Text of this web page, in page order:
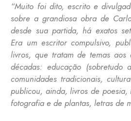
“Muito foi dito, escrito e
sobre a grandiosa obra de
desde sua partida, há exatos
Era um escritor compulsivo,
livros, que tratam de temas
décadas: educação (sobretudo
comunidades tradicionais,
publicou, ainda, livros de
fotografia e de plantas, letras de